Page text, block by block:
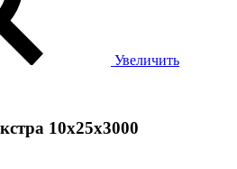
Увеличить
10х25х3000